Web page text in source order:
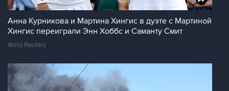
Анна Курникова и Мартина Хингис в дуэте с Мартиной
Хингис переиграли Энн Хоббс и Саманту Смит
Фото Reuters